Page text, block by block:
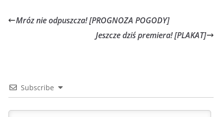
Mróz nie odpuszcza! [PROGNOZA POGODY]
Jeszcze dziś premiera! [PLAKAT]
Subscribe